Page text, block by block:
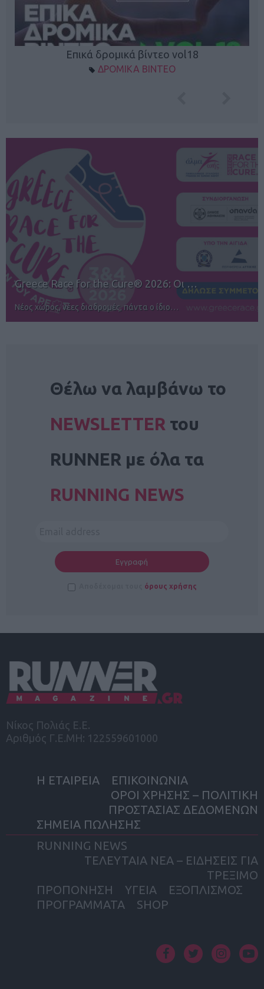
Επικά δρομικά βίντεο vol18
ΔΡΟΜΙΚΑ ΒΙΝΤΕΟ
12ος TUI Rhodes Marathon: Άνοιγμα ε…
Αγώνες για όλους στην Ρόδο
Θέλω να λαμβάνω το
NEWSLETTER του
RUNNER με όλα τα
RUNNING NEWS
όρους χρήσης
Νίκος Πολιάς Ε.Ε.
Αριθμός Γ.Ε.ΜΗ: 122559601000
Η ΕΤΑΙΡΕΙΑ
ΕΠΙΚΟΙΝΩΝΙΑ
ΟΡΟΙ ΧΡΗΣΗΣ – ΠΟΛΙΤΙΚΗ
ΠΡΟΣΤΑΣΙΑΣ ΔΕΔΟΜΕΝΩΝ
ΣΗΜΕΙΑ ΠΩΛΗΣΗΣ
RUNNING NEWS
ΤΕΛΕΥΤΑΙΑ ΝΕΑ – ΕΙΔΗΣΕΙΣ ΓΙΑ
ΤΡΕΞΙΜΟ
ΠΡΟΠΟΝΗΣΗ
ΥΓΕΙΑ
ΕΞΟΠΛΙΣΜΟΣ
ΠΡΟΓΡΑΜΜΑΤΑ
SHOP